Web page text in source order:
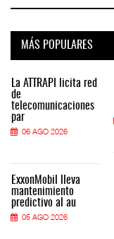
MÁS POPULARES
La ATTRAPI licita red
de
telecomunicaciones
par
06 AGO 2026
ExxonMobil lleva
mantenimiento
predictivo al au
05 AGO 2026